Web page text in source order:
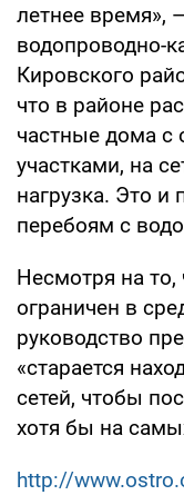
летнее время»,
водопроводно-
Кировского
что в районе
частные дома с
участками, на
нагрузка. Это и
перебоям с
Несмотря на то,
ограничен в
руководство
«старается
сетей, чтобы
хотя бы на
http://